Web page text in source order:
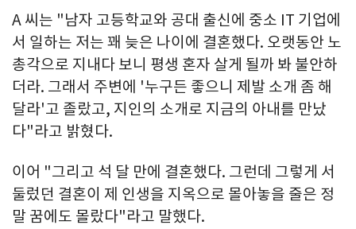
A 씨는 "남자 고등학교와 공대 출신에 중소 IT 기업에
서 일하는 저는 꽤 늦은 나이에 결혼했다. 오랫동안 노
총각으로 지내다 보니 평생 혼자 살게 될까 봐 불안하
더라. 그래서 주변에 '누구든 좋으니 제발 소개 좀 해
달라'고 졸랐고, 지인의 소개로 지금의 아내를 만났
다"라고 밝혔다.
이어 "그리고 석 달 만에 결혼했다. 그런데 그렇게 서
둘렀던 결혼이 제 인생을 지옥으로 몰아놓을 줄은 정
말 꿈에도 몰랐다"라고 말했다.